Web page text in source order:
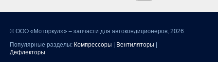
© ООО «Моторкул»» – запчасти для автокондиционеров, 2026
Популярные разделы: Компрессоры Вентиляторы
Дефлекторы